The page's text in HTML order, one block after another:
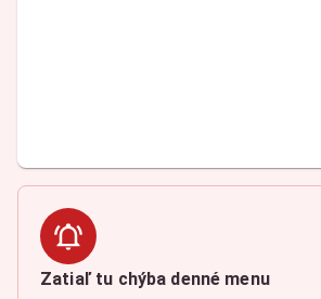
Zatiaľ tu chýba denné menu